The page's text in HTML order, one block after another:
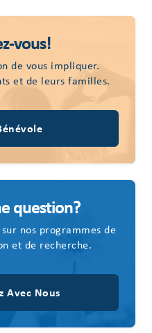
vous!
de vous impliquer.
et de leurs familles.
question?
nos programmes de
et de recherche.
Avec Nous